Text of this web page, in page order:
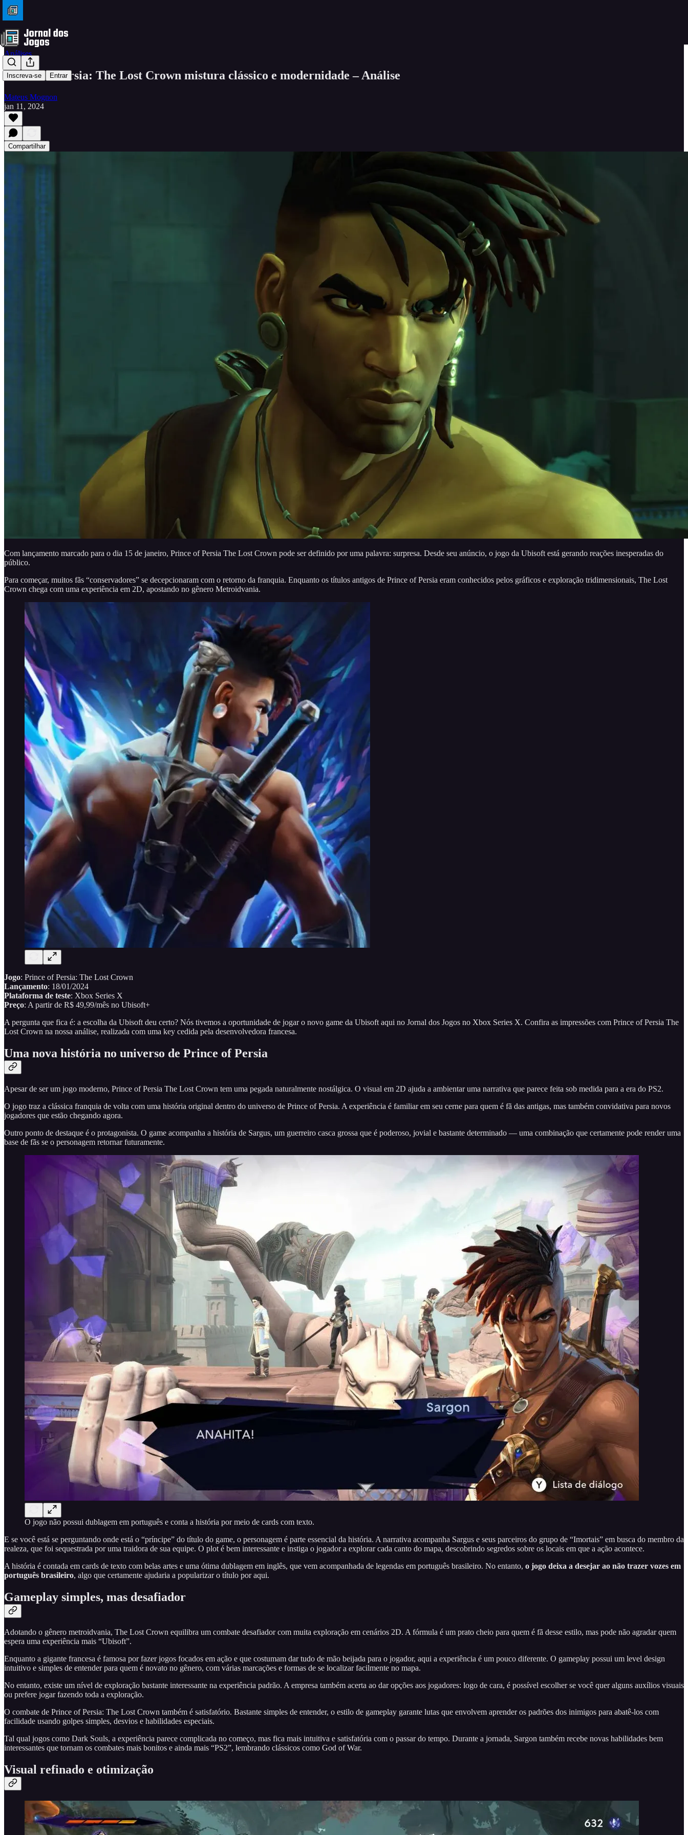
Inscreva-se Entrar
Análises
Prince of Persia: The Lost Crown mistura clássico e modernidade – Análise
Mateus Mognon
jan 11, 2024
Compartilhar
Com lançamento marcado para o dia 15 de janeiro, Prince of Persia The Lost Crown pode ser definido por uma palavra: surpresa. Desde seu anúncio, o jogo da Ubisoft está gerando reações inesperadas do
público.
Para começar, muitos fãs “conservadores” se decepcionaram com o retorno da franquia. Enquanto os títulos antigos de Prince of Persia eram conhecidos pelos gráficos e exploração tridimensionais, The Lost
Crown chega com uma experiência em 2D, apostando no gênero Metroidvania.
Jogo: Prince of Persia: The Lost Crown
Lançamento: 18/01/2024
Plataforma de teste: Xbox Series X
Preço: A partir de R$ 49,99/mês no Ubisoft+
A pergunta que fica é: a escolha da Ubisoft deu certo? Nós tivemos a oportunidade de jogar o novo game da Ubisoft aqui no Jornal dos Jogos no Xbox Series X. Confira as impressões com Prince of Persia The
Lost Crown na nossa análise, realizada com uma key cedida pela desenvolvedora francesa.
Uma nova história no universo de Prince of Persia
Apesar de ser um jogo moderno, Prince of Persia The Lost Crown tem uma pegada naturalmente nostálgica. O visual em 2D ajuda a ambientar uma narrativa que parece feita sob medida para a era do PS2.
O jogo traz a clássica franquia de volta com uma história original dentro do universo de Prince of Persia. A experiência é familiar em seu cerne para quem é fã das antigas, mas também convidativa para novos
jogadores que estão chegando agora.
Outro ponto de destaque é o protagonista. O game acompanha a história de Sargus, um guerreiro casca grossa que é poderoso, jovial e bastante determinado — uma combinação que certamente pode render uma
base de fãs se o personagem retornar futuramente.
O jogo não possui dublagem em português e conta a história por meio de cards com texto.
E se você está se perguntando onde está o “príncipe” do título do game, o personagem é parte essencial da história. A narrativa acompanha Sargus e seus parceiros do grupo de “Imortais” em busca do membro da
realeza, que foi sequestrada por uma traidora de sua equipe. O plot é bem interessante e instiga o jogador a explorar cada canto do mapa, descobrindo segredos sobre os locais em que a ação acontece.
A história é contada em cards de texto com belas artes e uma ótima dublagem em inglês, que vem acompanhada de legendas em português brasileiro. No entanto, o jogo deixa a desejar ao não trazer vozes em
português brasileiro, algo que certamente ajudaria a popularizar o título por aqui.
Gameplay simples, mas desafiador
Adotando o gênero metroidvania, The Lost Crown equilibra um combate desafiador com muita exploração em cenários 2D. A fórmula é um prato cheio para quem é fã desse estilo, mas pode não agradar quem
espera uma experiência mais “Ubisoft”.
Enquanto a gigante francesa é famosa por fazer jogos focados em ação e que costumam dar tudo de mão beijada para o jogador, aqui a experiência é um pouco diferente. O gameplay possui um level design
intuitivo e simples de entender para quem é novato no gênero, com várias marcações e formas de se localizar facilmente no mapa.
No entanto, existe um nível de exploração bastante interessante na experiência padrão. A empresa também acerta ao dar opções aos jogadores: logo de cara, é possível escolher se você quer alguns auxílios visuais
ou prefere jogar fazendo toda a exploração.
O combate de Prince of Persia: The Lost Crown também é satisfatório. Bastante simples de entender, o estilo de gameplay garante lutas que envolvem aprender os padrões dos inimigos para abatê-los com
facilidade usando golpes simples, desvios e habilidades especiais.
Tal qual jogos como Dark Souls, a experiência parece complicada no começo, mas fica mais intuitiva e satisfatória com o passar do tempo. Durante a jornada, Sargon também recebe novas habilidades bem
interessantes que tornam os combates mais bonitos e ainda mais “PS2”, lembrando clássicos como God of War.
Visual refinado e otimização